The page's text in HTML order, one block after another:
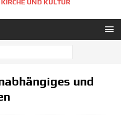
UND KULTUR
und